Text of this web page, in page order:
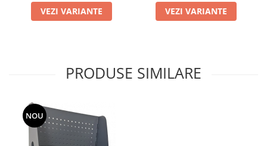
VEZI VARIANTE VEZI VARIANTE
PRODUSE SIMILARE
NOU